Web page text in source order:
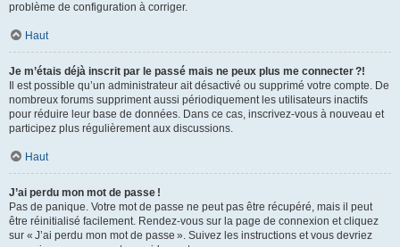
problème de configuration à corriger.
Haut
Je m’étais déjà inscrit par le passé mais ne peux plus me connecter ?!
Il est possible qu’un administrateur ait désactivé ou supprimé votre compte. De
nombreux forums suppriment aussi périodiquement les utilisateurs inactifs
pour réduire leur base de données. Dans ce cas, inscrivez-vous à nouveau et
participez plus régulièrement aux discussions.
Haut
J’ai perdu mon mot de passe !
Pas de panique. Votre mot de passe ne peut pas être récupéré, mais il peut
être réinitialisé facilement. Rendez-vous sur la page de connexion et cliquez
sur « J’ai perdu mon mot de passe ». Suivez les instructions et vous devriez